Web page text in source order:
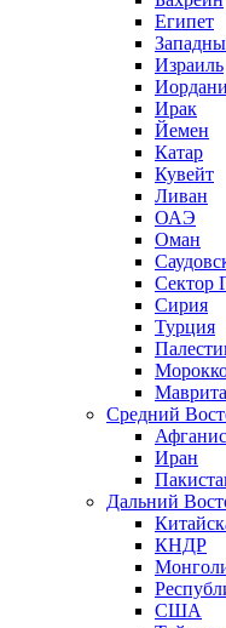
Египет
Израиль
Ирак
Йемен
Катар
Кувейт
Ливан
ОАЭ
Оман
Сектор
Сирия
Турция
Средний
Иран
Дальний
КНДР
США